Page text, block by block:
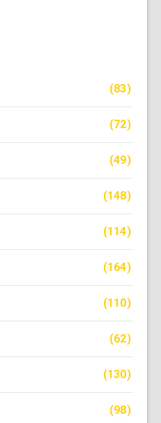
(83)
(72)
(49)
(148)
(114)
(164)
(110)
(62)
(130)
(98)